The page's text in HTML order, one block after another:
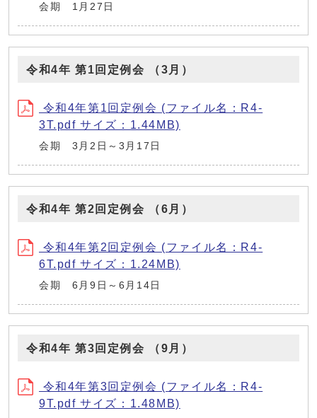
会期 1月27日
令和4年 第1回定例会 （3月）
令和4年第1回定例会 (ファイル名：R4-
3T.pdf サイズ：1.44MB)
会期 3月2日～3月17日
令和4年 第2回定例会 （6月）
令和4年第2回定例会 (ファイル名：R4-
6T.pdf サイズ：1.24MB)
会期 6月9日～6月14日
令和4年 第3回定例会 （9月）
令和4年第3回定例会 (ファイル名：R4-
9T.pdf サイズ：1.48MB)